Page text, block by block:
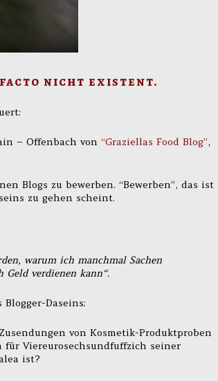
facto nicht existent.
– Offenbach von “Graziellas Food Blog”,
Blogs zu bewerben. “Bewerben”, das ist
zu gehen scheint.
warum ich manchmal Sachen
verdienen kann“.
Daseins:
von Kosmetik-Produktproben
Viereurosechsundfuffzich seiner
ist?